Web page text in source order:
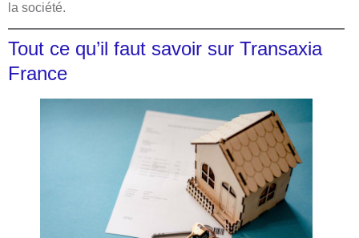
la société.
Tout ce qu’il faut savoir sur Transaxia
France